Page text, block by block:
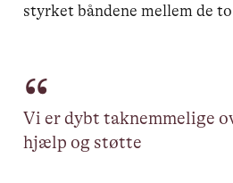
styrket båndene mellem de
Vi er dybt taknemmelige
hjælp og støtte